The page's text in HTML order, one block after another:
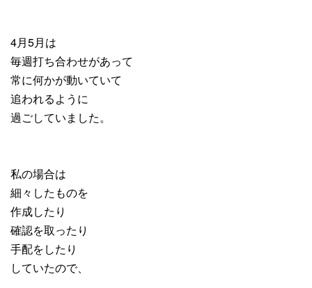
4月5月は
毎週打ち合わせがあって
常に何かが動いていて
追われるように
過ごしていました。
私の場合は
細々したものを
作成したり
確認を取ったり
手配をしたり
していたので、